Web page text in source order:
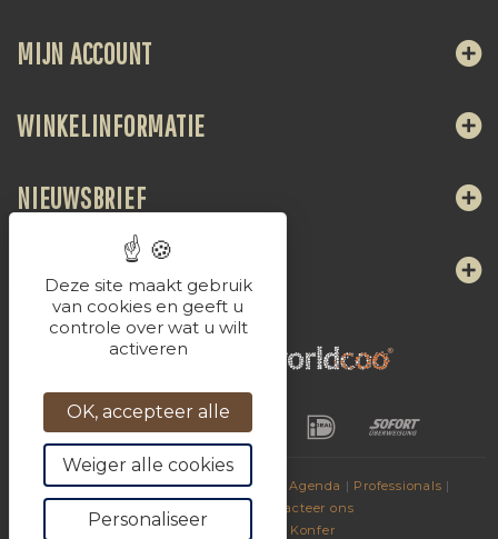
© 2017Dranken van La Chaudasse Agenda | Professionals |
Vrienden sites
Contacteer ons
Aangedreven door Konfer
MIJN ACCOUNT
WINKELINFORMATIE
NIEUWSBRIEF
VOLG ONS
Deze site maakt gebruik
van cookies en geeft u
controle over wat u wilt
activeren
OK, accepteer alle
Weiger alle cookies
Personaliseer